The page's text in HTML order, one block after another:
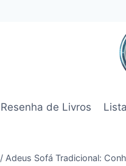
Resenha de Livros
/ Adeus Sofá Tradicional: